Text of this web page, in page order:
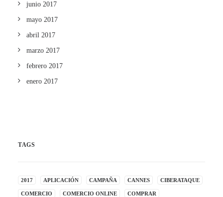
junio 2017
mayo 2017
abril 2017
marzo 2017
febrero 2017
enero 2017
TAGS
2017 APLICACIÓN CAMPAÑA CANNES CIBERATAQUE
COMERCIO COMERCIO ONLINE COMPRAR